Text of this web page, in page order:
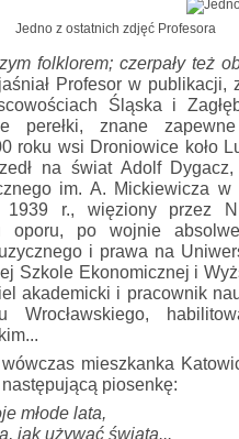
Jedno z ostatnich zdjęć Profesora
folklorem; czerpały też
Profesor w publikacji,
Śląska i
perełki, znane
roku wsi Droniowice koło
na świat Adolf
im. A. Mickiewicza w
1939 r., więziony przez
oporu, po wojnie
i prawa na
Szkole Ekonomicznej i
akademicki i pracownik
Wrocławskiego,
mieszkanka
piosenkę:
młode lata,
jak używać świata...